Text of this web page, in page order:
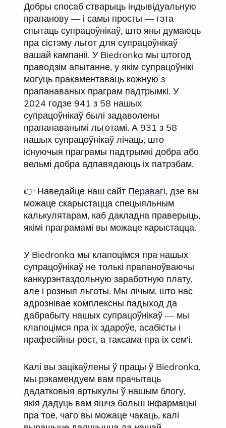
Добры спосаб стварыць індывідуальную
прапанову — і самы просты — гэта
спытаць супрацоўнікаў, што яны думаюць
пра сістэму льгот для супрацоўнікаў
вашай кампаніі. У Biedronka мы штогод
праводзім апытанне, у якім супрацоўнікі
могуць пракаментаваць кожную з
прапанаваных праграм падтрымкі. У
2024 годзе 941 з 58 нашых
супрацоўнікаў былі задаволены
прапанаванымі льготамі. А 931 з 58
нашых супрацоўнікаў лічаць, што
існуючыя праграмы падтрымкі добра або
вельмі добра адпавядаюць іх патрэбам.
👉 Наведайце наш сайт Перавагі, дзе вы
можаце скарыстацца спецыяльным
калькулятарам, каб дакладна праверыць,
якімі праграмамі вы можаце карыстацца.
У Biedronka мы клапоцімся пра нашых
супрацоўнікаў не толькі прапаноўваючы
канкурэнтаздольную заработную плату,
але і розныя льготы. Мы лічым, што нас
адрознівае комплексны падыход да
дабрабыту нашых супрацоўнікаў — мы
клапоцімся пра іх здароўе, асабісты і
прафесійны рост, а таксама пра іх сем'і.
Калі вы зацікаўлены ў працы ў Biedronka,
мы рэкамендуем вам прачытаць
дадатковыя артыкулы ў нашым блогу,
якія дадуць вам яшчэ больш інфармацыі
пра тое, чаго вы можаце чакаць, калі